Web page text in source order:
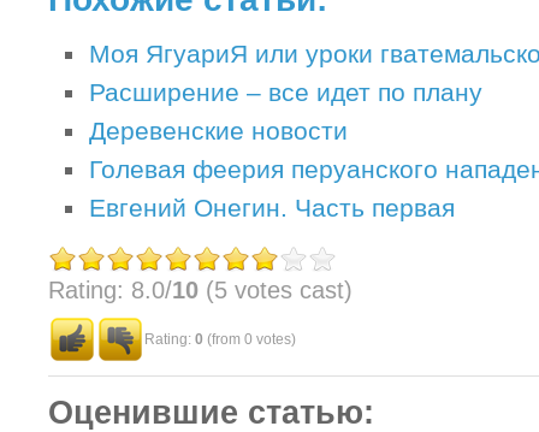
Моя ЯгуариЯ или уроки
Расширение – все идет по плану
Деревенские новости
Голевая феерия перуанского
Евгений Онегин. Часть первая
Rating: 8.0/10 (5 votes cast)
Rating: 0 (from 0 votes)
Оценившие статью: